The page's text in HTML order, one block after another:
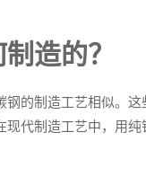
造的？
钢的制造工艺相似。
现代制造工艺中，用